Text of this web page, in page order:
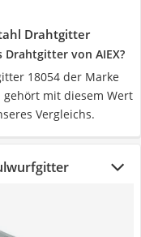
Drahtgitter
von AIEX?
18054 der Marke
gehört mit diesem Wert
Vergleichs.